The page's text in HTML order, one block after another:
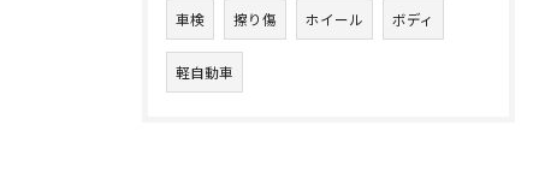
車検 擦り傷 ホイール ボディ
軽自動車